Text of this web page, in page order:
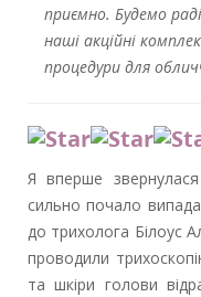
приємно. Будемо
наші акційні
процедури для
Я вперше
сильно почало
до трихолога Білоус
проводили
та шкіри голови